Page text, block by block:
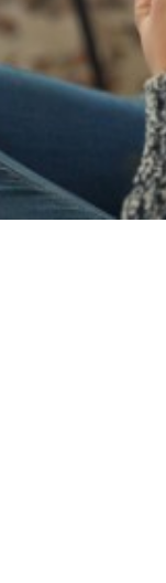
Ondernemers